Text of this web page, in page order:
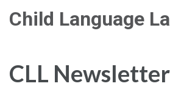
Enter)
Child Language
CLL